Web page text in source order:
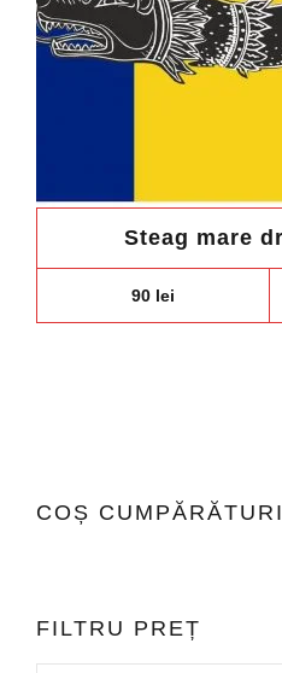
Steag mare
90 lei
COȘ CUMPĂRĂTURI
FILTRU PREȚ